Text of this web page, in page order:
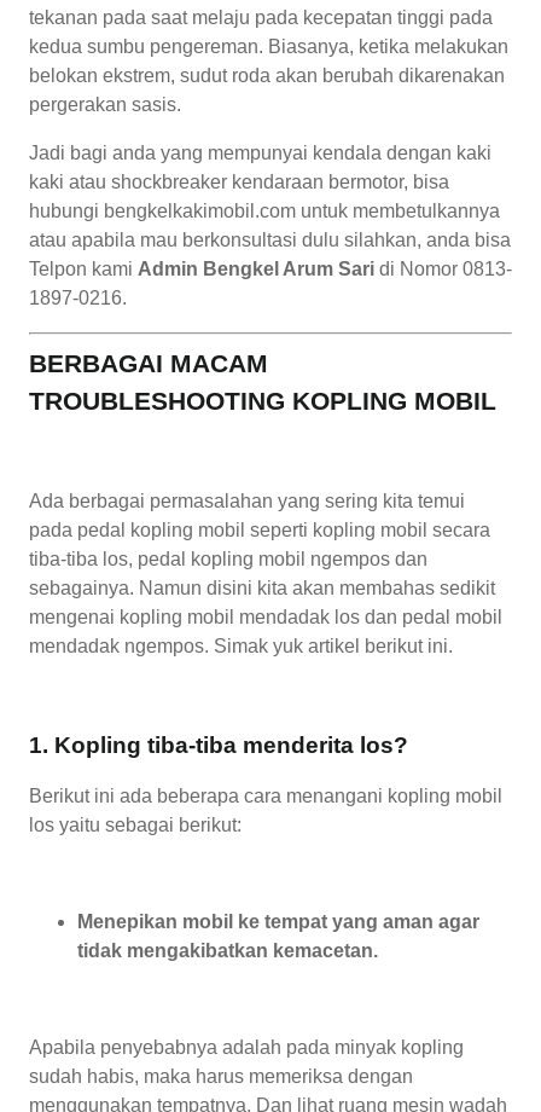
tekanan pada saat melaju pada kecepatan tinggi pada
kedua sumbu pengereman. Biasanya, ketika melakukan
belokan ekstrem, sudut roda akan berubah dikarenakan
pergerakan sasis.
Jadi bagi anda yang mempunyai kendala dengan kaki
kaki atau shockbreaker kendaraan bermotor, bisa
hubungi bengkelkakimobil.com untuk membetulkannya
atau apabila mau berkonsultasi dulu silahkan, anda bisa
Telpon kami Admin Bengkel Arum Sari di Nomor 0813-
1897-0216.
BERBAGAI MACAM
TROUBLESHOOTING KOPLING MOBIL
Ada berbagai permasalahan yang sering kita temui
pada pedal kopling mobil seperti kopling mobil secara
tiba-tiba los, pedal kopling mobil ngempos dan
sebagainya. Namun disini kita akan membahas sedikit
mengenai kopling mobil mendadak los dan pedal mobil
mendadak ngempos. Simak yuk artikel berikut ini.
1. Kopling tiba-tiba menderita los?
Berikut ini ada beberapa cara menangani kopling mobil
los yaitu sebagai berikut:
Menepikan mobil ke tempat yang aman agar
tidak mengakibatkan kemacetan.
Apabila penyebabnya adalah pada minyak kopling
sudah habis, maka harus memeriksa dengan
menggunakan tempatnya. Dan lihat ruang mesin wadah